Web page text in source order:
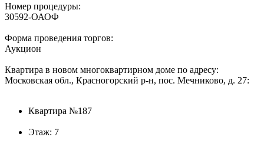
Номер процедуры:
30592-ОАОФ
Форма проведения торгов:
Аукцион
Квартира в новом многоквартирном доме по адресу:
Московская обл., Красногорский р-н, пос. Мечниково, д. 27:
Квартира №187
Этаж: 7